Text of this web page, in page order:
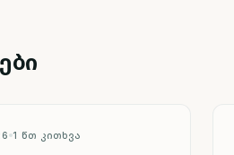
1 ᲬᲗ ᲙᲘᲗᲮᲕᲐ